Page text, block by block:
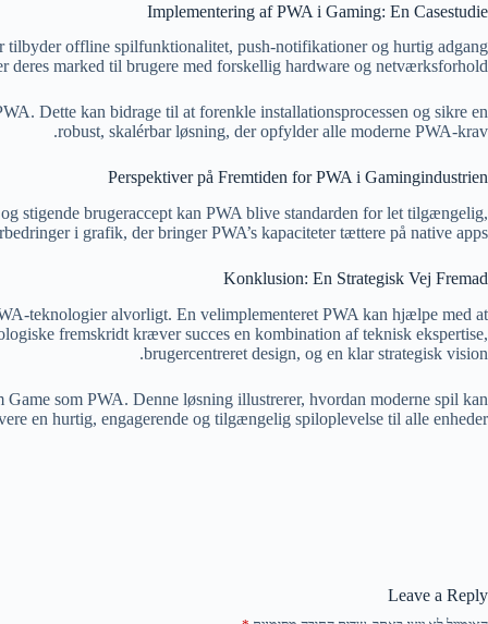
Implementering af PWA i Gaming: En Casestudie
tilbyder offline spilfunktionalitet, push-notifikationer og hurtig adgang
deres marked til brugere med forskellig hardware og netværksforhold.
Dette kan bidrage til at forenkle installationsprocessen og sikre en
robust, skalérbar løsning, der opfylder alle moderne PWA-krav.
Perspektiver på Fremtiden for PWA i Gamingindustrien
stigende brugeraccept kan PWA blive standarden for let tilgængelig,
i grafik, der bringer PWA’s kapaciteter tættere på native apps.
Konklusion: En Strategisk Vej Fremad
teknologier alvorligt. En velimplementeret PWA kan hjælpe med at
fremskridt kræver succes en kombination af teknisk ekspertise,
brugercentreret design, og en klar strategisk vision.
som PWA. Denne løsning illustrerer, hvordan moderne spil kan
en hurtig, engagerende og tilgængelig spiloplevelse til alle enheder.
Leave a Reply